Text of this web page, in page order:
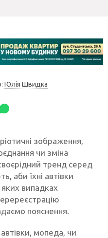
Юлія Швидка
зображення,
чи зміна
тренд серед
аби їхні автівки
випадках
пояснення.
мопеда, чи